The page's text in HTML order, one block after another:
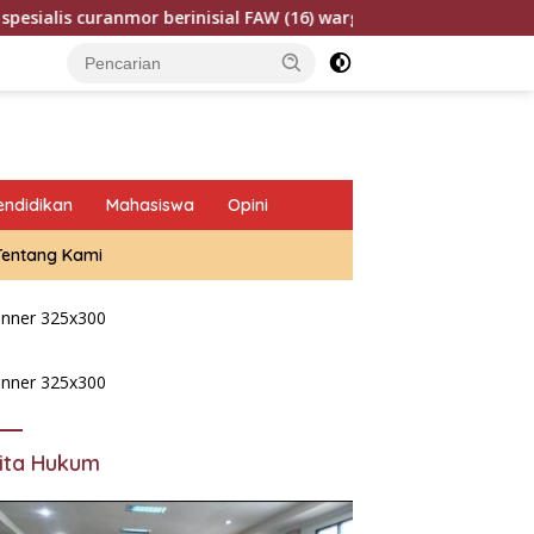
berinisial FAW (16) warga Sidoarjo dan HP (25) warga
Mahasiswa Opini
Kami
Hukum